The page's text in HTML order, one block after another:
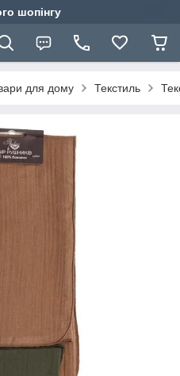
шопінгу
для дому Текстиль